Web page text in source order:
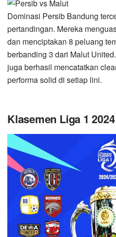
Dominasi Persib Bandung
pertandingan. Mereka
dan menciptakan 8 peluang
berbanding 3 dari Malut
juga berhasil mencatatkan
performa solid di setiap lini.
Klasemen Liga 1 2024